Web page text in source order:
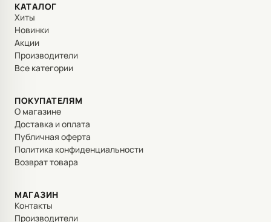
КАТАЛОГ
Хиты
Новинки
Акции
Производители
Все категории
ПОКУПАТЕЛЯМ
О магазине
Доставка и оплата
Публичная оферта
Политика конфиденциальности
Возврат товара
МАГАЗИН
Контакты
Производители